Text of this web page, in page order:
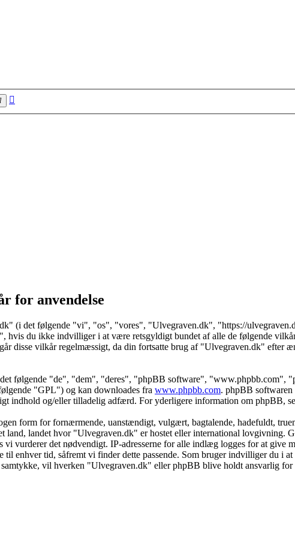
Søg
for anvendelse
(i det følgende "vi", "os", "vores", "Ulvegraven.dk", "https://
hvis du ikke indvilliger i at være retsgyldigt bundet af alle de følgende
disse vilkår regelmæssigt, da din fortsatte brug af "Ulvegraven.dk"
følgende "de", "dem", "deres", "phpBB software",
"GPL") og kan downloades fra www.phpbb.com. phpBB softwaren
indhold og/eller tilladelig adfærd. For yderligere information om phpBB,
form for fornærmende, uanstændigt, vulgært, bagtalende, hadefuldt,
land, landet hvor "Ulvegraven.dk" er hostet eller international lovgivning.
vi vurderer det nødvendigt. IP-adresserne for alle indlæg logges for at
til enhver tid, såfremt vi finder dette passende. Som bruger indvilliger du
vil hverken "Ulvegraven.dk" eller phpBB blive holdt ansvarlig